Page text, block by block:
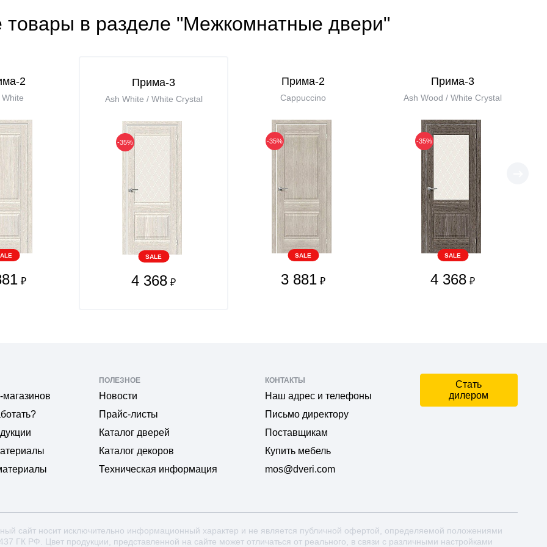
товары в разделе "Межкомнатные двери"
2
₽
Прима-3
Ash White / White Сrystal
-35%
SALE
4 368 ₽
Прима-2
Cappuccino
-35%
SALE
3 881 ₽
Прима-3
Ash Wood / White Сrystal
-35%
SALE
4 368 ₽
магазинов
ПОЛЕЗНОЕ
Новости
Прайс-листы
Каталог дверей
Каталог декоров
Техническая информация
КОНТАКТЫ
Наш адрес и телефоны
Письмо директору
Поставщикам
Купить мебель
mos@dveri.com
Стать
дилером
сайт носит исключительно информационный характер и не является публичной офертой, определяемой положениями
ГК РФ. Цвет продукции, представленной на сайте может отличаться от реального, в связи с различными настройками